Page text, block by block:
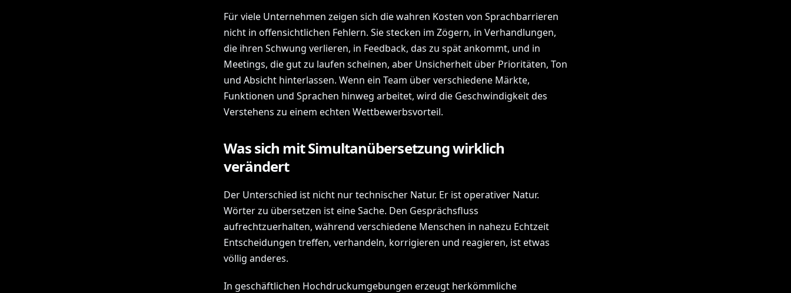
Für viele Unternehmen zeigen sich die wahren Kosten von Sprachbarrieren
nicht in offensichtlichen Fehlern. Sie stecken im Zögern, in Verhandlungen,
die ihren Schwung verlieren, in Feedback, das zu spät ankommt, und in
Meetings, die gut zu laufen scheinen, aber Unsicherheit über Prioritäten, Ton
und Absicht hinterlassen. Wenn ein Team über verschiedene Märkte,
Funktionen und Sprachen hinweg arbeitet, wird die Geschwindigkeit des
Verstehens zu einem echten Wettbewerbsvorteil.
Was sich mit Simultanübersetzung wirklich
verändert
Der Unterschied ist nicht nur technischer Natur. Er ist operativer Natur.
Wörter zu übersetzen ist eine Sache. Den Gesprächsfluss
aufrechtzuerhalten, während verschiedene Menschen in nahezu Echtzeit
Entscheidungen treffen, verhandeln, korrigieren und reagieren, ist etwas
völlig anderes.
In geschäftlichen Hochdruckumgebungen erzeugt herkömmliche